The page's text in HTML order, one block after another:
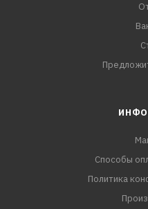
Способы
Политика